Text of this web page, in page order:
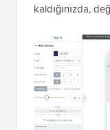
kaldığınızda,